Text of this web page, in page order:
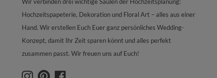
Hochzeitspapeterie, Dekoration und Floral Art – alles aus einer
Hand. Wir erstellen Euch Euer ganz persönliches Wedding-
Konzept, damit Ihr Zeit sparen könnt und alles perfekt
zusammen passt. Wir freuen uns auf Euch!